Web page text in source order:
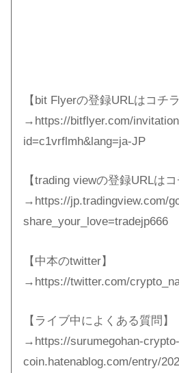
【bit Flyerの登録URLはコチラ
→https://bitflyer.com/
id=c1vrflmh&lang=ja-JP
【trading viewの登録URLはコ
→https://jp.tradingview.com/
share_your_love=tradejp666
【中本のtwitter】
→https://twitter.com/
【ライブ中によくある質問】
→https://surumegohan-crypto-
coin.hatenablog.com/entry/